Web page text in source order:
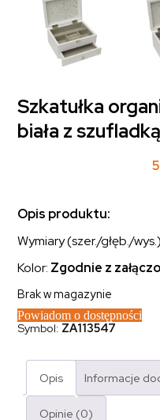
Szkatułka
biała z
Opis produktu:
Wymiary (szer./głęb./
Kolor: Zgodnie z
Brak w magazynie
Powiadom o dostępności
Symbol: ZA113547
Opis Informacje
Opinie (0)